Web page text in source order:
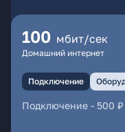
100 мбит/сек
Домашний интернет
Подключение
Подключение - 500